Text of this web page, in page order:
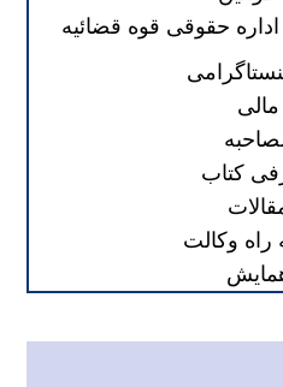
حقوقی قوه قضائیه
مالی
کتاب
راه وکالت